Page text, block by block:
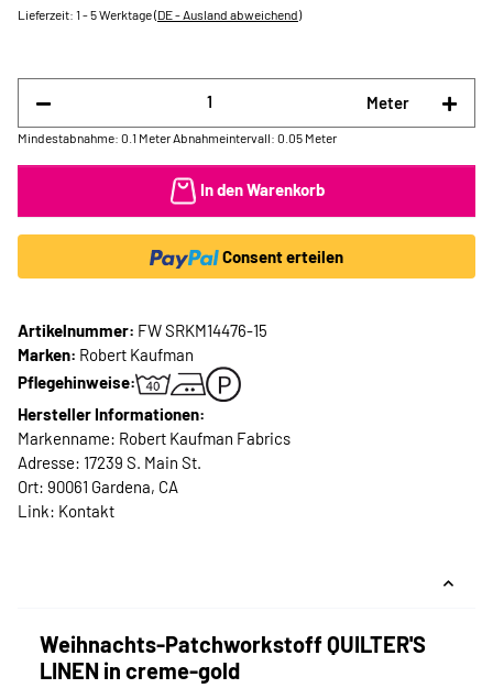
Lieferzeit: 1 - 5 Werktage(DE - Ausland abweichend)
Meter
Mindestabnahme: 0.1 Meter Abnahmeintervall: 0.05 Meter
In den Warenkorb
Consent erteilen
Artikelnummer: FW SRKM14476-15
Marken: Robert Kaufman
Pflegehinweise:
Hersteller Informationen:
Markenname: Robert Kaufman Fabrics
Adresse: 17239 S. Main St.
Ort: 90061 Gardena, CA
Link: Kontakt
Weihnachts-Patchworkstoff QUILTER'S
LINEN in creme-gold